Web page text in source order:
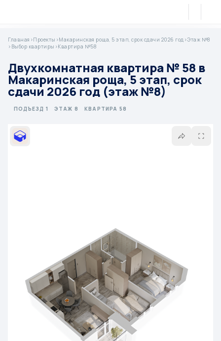
Главная >Проекты >Макаринская роща, 5 этап, срок сдачи 2026 год >Этаж №8
> Выбор квартиры >Квартира №58
Двухкомнатная квартира № 58 в
Макаринская роща, 5 этап, срок
сдачи 2026 год (этаж №8)
ПОДЪЕЗД 1 ЭТАЖ 8 КВАРТИРА 58